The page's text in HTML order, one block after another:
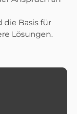
Basis für
Lösungen.